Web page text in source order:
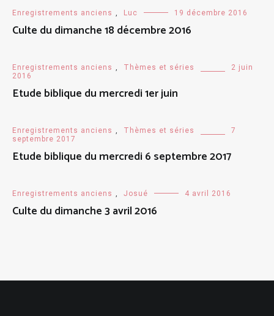
Enregistrements anciens , Luc 19 décembre 2016
Culte du dimanche 18 décembre 2016
Enregistrements anciens , Thèmes et séries
2 juin
2016
Etude biblique du mercredi 1er juin
Enregistrements anciens , Thèmes et séries
7
septembre 2017
Etude biblique du mercredi 6 septembre 2017
Enregistrements anciens , Josué 4 avril 2016
Culte du dimanche 3 avril 2016